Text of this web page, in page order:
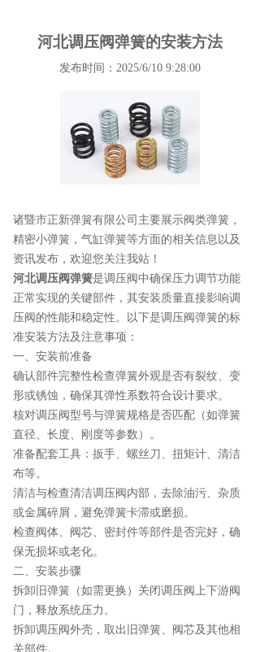
河北调压阀弹簧的安装方法
发布时间：2025/6/10 9:28:00
诸暨市正新弹簧有限公司主要展示阀类弹簧 ，
精密小弹簧，气缸弹簧等方面的相关信息以及
资讯发布，欢迎您关注我站！
河北调压阀弹簧是调压阀中确保压力调节功能
正常实现的关键部件，其安装质量直接影响调
压阀的性能和稳定性。以下是调压阀弹簧的标
准安装方法及注意事项：
一、安装前准备
确认部件完整性检查弹簧外观是否有裂纹、变
形或锈蚀，确保其弹性系数符合设计要求。
核对调压阀型号与弹簧规格是否匹配（如弹簧
直径、长度、刚度等参数）。
准备配套工具：扳手、螺丝刀、扭矩计、清洁
布等。
清洁与检查清洁调压阀内部，去除油污、杂质
或金属碎屑，避免弹簧卡滞或磨损。
检查阀体、阀芯、密封件等部件是否完好，确
保无损坏或老化。
二、安装步骤
拆卸旧弹簧（如需更换）关闭调压阀上下游阀
门，释放系统压力。
拆卸调压阀外壳，取出旧弹簧、阀芯及其他相
关部件。